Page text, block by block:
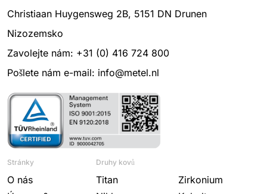
Christiaan Huygensweg 2B, 5151 DN Drunen
Nizozemsko
Zavolejte nám: +31 (0) 416 724 800
Pošlete nám e-mail: info@metel.nl
Stránky
O nás
Druhy kovů
Titan
Zirkonium